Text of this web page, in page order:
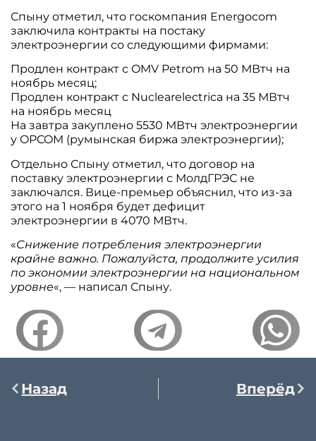
Спыну отметил, что госкомпания Energocom
заключила контракты на постаку
электроэнергии со следующими фирмами:
Продлен контракт с OMV Petrom на 50 МВтч на
ноябрь месяц;
Продлен контракт с Nuclearelectrica на 35 МВтч
на ноябрь месяц
На завтра закуплено 5530 МВтч электроэнергии
у OPCOM (румынская биржа электроэнергии);
Отдельно Спыну отметил, что договор на
поставку электроэнергии с МолдГРЭС не
заключался. Вице-премьер объяснил, что из-за
этого на 1 ноября будет дефицит
электроэнергии в 4070 МВтч.
«Снижение потребления электроэнергии
крайне важно. Пожалуйста, продолжите усилия
по экономии электроэнергии на национальном
уровне«, — написал Спыну.
Назад Вперёд